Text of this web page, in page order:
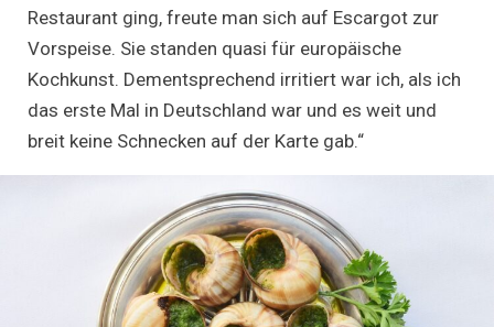
Restaurant ging, freute man sich auf Escargot zur
Vorspeise. Sie standen quasi für europäische
Kochkunst. Dementsprechend irritiert war ich, als ich
das erste Mal in Deutschland war und es weit und
breit keine Schnecken auf der Karte gab.“